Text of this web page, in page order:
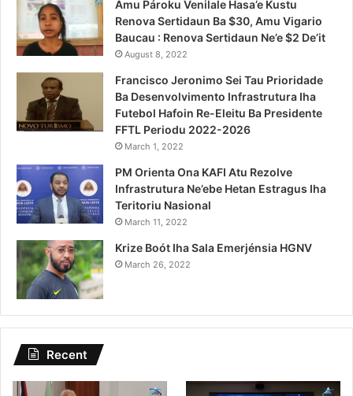
Amu Pároku Venilale Hasa’e Kustu
Renova Sertidaun Ba $30, Amu Vigario
Baucau : Renova Sertidaun Ne’e $2 De’it
August 8, 2022
Francisco Jeronimo Sei Tau Prioridade
Ba Desenvolvimento Infrastrutura Iha
Futebol Hafoin Re-Eleitu Ba Presidente
FFTL Periodu 2022-2026
March 1, 2022
PM Orienta Ona KAFI Atu Rezolve
Infrastrutura Ne’ebe Hetan Estragus Iha
Teritoriu Nasional
March 11, 2022
Krize Boót Iha Sala Emerjénsia HGNV
March 26, 2022
Recent